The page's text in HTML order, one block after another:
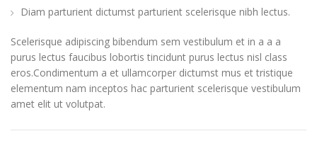
Diam parturient dictumst parturient scelerisque nibh lectus.
Scelerisque adipiscing bibendum sem vestibulum et in a a a
purus lectus faucibus lobortis tincidunt purus lectus nisl class
eros.Condimentum a et ullamcorper dictumst mus et tristique
elementum nam inceptos hac parturient scelerisque vestibulum
amet elit ut volutpat.